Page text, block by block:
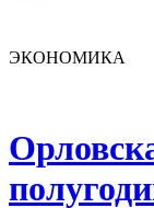
ЭКОНОМИКА